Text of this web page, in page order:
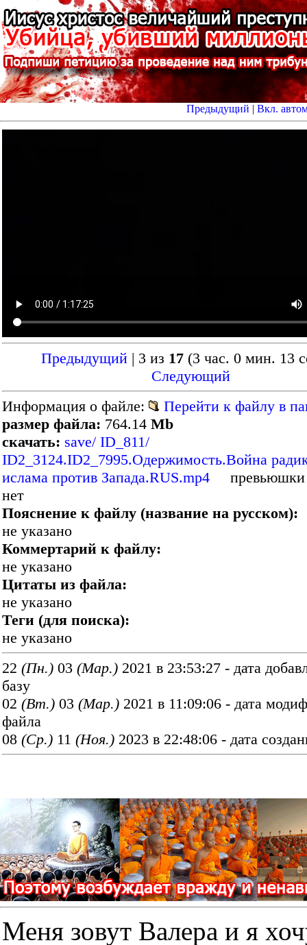
Предыдущий | Вкл.
Предыдущий | 3 из 17 (3 час. 0 мин. 13
Следующий
Информация о файле:
Перейти к файлу в
размер файла: 764.14 Mb
скачать: save/ ID_811/
ID2_3124.ID2_7995.Одержимость.Война
ислама против Запада.RUS.mp4 превьюшки
нет
Пояснение к файлу (название на русском):
не указано
Коммертарий к файлу:
не указано
Цитаты из файла:
не указано
Теги (для поиска):
не указано
22 (Пн.) 03 (Мар.) 2021 в 23:53:27 - дата
базу
02 (Вт.) 03 (Мар.) 2021 в 11:09:06 - дата
файла
08 (Ср.) 11 (Ноя.) 2023 в 22:48:06 - дата
Меня зовут Валера и я